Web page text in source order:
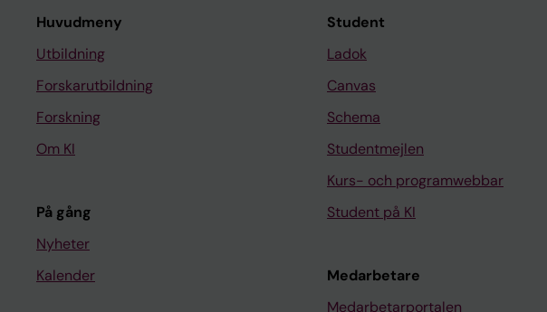
Huvudmeny
Utbildning
Forskarutbildning
Forskning
Om KI
På gång
Nyheter
Kalender
Student
Ladok
Canvas
Schema
Studentmejlen
Kurs- och programwebbar
Student på KI
Medarbetare
Medarbetarportalen